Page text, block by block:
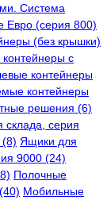
Система
Евро (серия 800)
(без крышки)
с
контейнеры
контейнеры
решения (6)
склада, серия
Ящики для
9000 (24)
Полочные
Мобильные